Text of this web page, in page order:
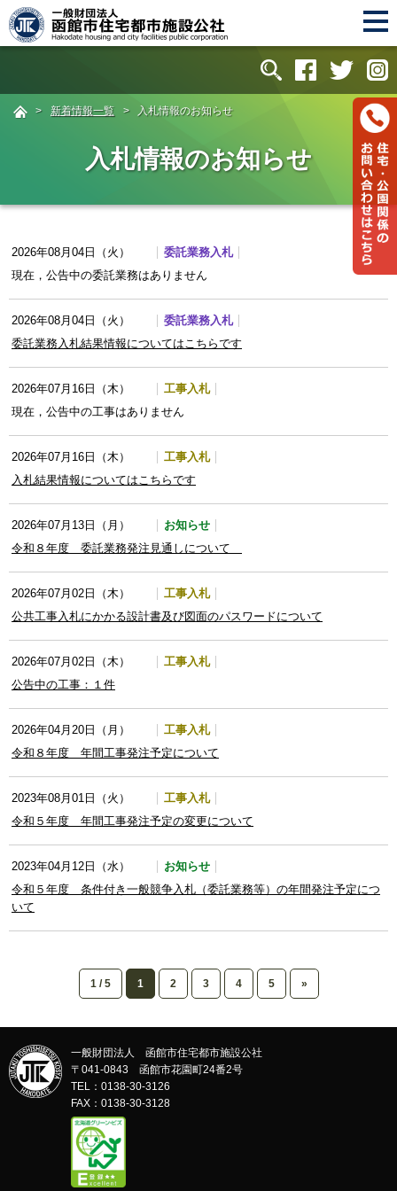
> 新着情報一覧 > 入札情報のお知らせ
入札情報のお知らせ
2026年08月04日（火）
委託業務入札
現在，公告中の委託業務はありません
2026年08月04日（火）
委託業務入札
委託業務入札結果情報についてはこちらです
2026年07月16日（木）
工事入札
現在，公告中の工事はありません
2026年07月16日（木）
工事入札
入札結果情報についてはこちらです
2026年07月13日（月）
お知らせ
令和８年度 委託業務発注見通しについて
2026年07月02日（木）
工事入札
公共工事入札にかかる設計書及び図面のパスワードについて
2026年07月02日（木）
工事入札
公告中の工事：１件
2026年04月20日（月）
工事入札
令和８年度 年間工事発注予定について
2023年08月01日（火）
工事入札
令和５年度 年間工事発注予定の変更について
2023年04月12日（水）
お知らせ
令和５年度 条件付き一般競争入札（委託業務等）の年間発注予定につ
いて
1 / 5 1 2 3 4 5 »
一般財団法人 函館市住宅都市施設公社
〒041-0843 函館市花園町24番2号
TEL：0138-30-3126
FAX：0138-30-3128